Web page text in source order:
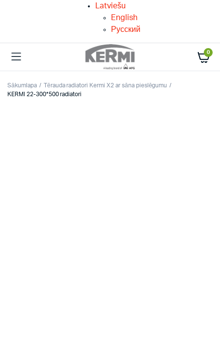
Latviešu
English
Русский
0
Sākumlapa
Tērauda radiatori Kermi X2 ar sāna pieslēgumu
KERMI 22-300*500 radiatori